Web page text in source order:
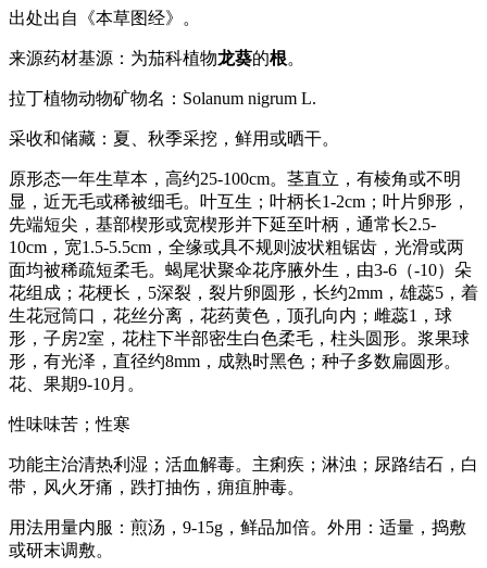
出处出自《本草图经》。
来源药材基源：为茄科植物龙葵的根。
拉丁植物动物矿物名：Solanum nigrum L.
采收和储藏：夏、秋季采挖，鲜用或晒干。
原形态一年生草本，高约25-100cm。茎直立，有棱角或不明
显，近无毛或稀被细毛。叶互生；叶柄长1-2cm；叶片卵形，
先端短尖，基部楔形或宽楔形并下延至叶柄，通常长2.5-
10cm，宽1.5-5.5cm，全缘或具不规则波状粗锯齿，光滑或两
面均被稀疏短柔毛。蝎尾状聚伞花序腋外生，由3-6（-10）朵
花组成；花梗长，5深裂，裂片卵圆形，长约2mm，雄蕊5，着
生花冠筒口，花丝分离，花药黄色，顶孔向内；雌蕊1，球
形，子房2室，花柱下半部密生白色柔毛，柱头圆形。浆果球
形，有光泽，直径约8mm，成熟时黑色；种子多数扁圆形。
花、果期9-10月。
性味味苦；性寒
功能主治清热利湿；活血解毒。主痢疾；淋浊；尿路结石，白
带，风火牙痛，跌打抽伤，痈疽肿毒。
用法用量内服：煎汤，9-15g，鲜品加倍。外用：适量，捣敷
或研末调敷。